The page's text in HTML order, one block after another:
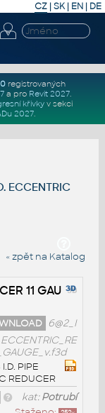
CZ | SK| EN | DE
registrovaných
a pro Revit 2027.
křivkyv sekci
2027.
ECCENTRIC
« zpět na Katalog
11 GAU
6@2_I
PIPE
REDUCER
kat:Potrubí